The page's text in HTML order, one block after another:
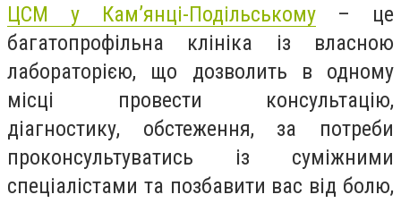
ЦСМ у Кам’янці-Подільському– це
багатопрофільна клініка із власною
лабораторією, що дозволить в одному
місці провести консультацію,
діагностику, обстеження, за потреби
проконсультуватись із суміжними
спеціалістами та позбавити вас від болю,